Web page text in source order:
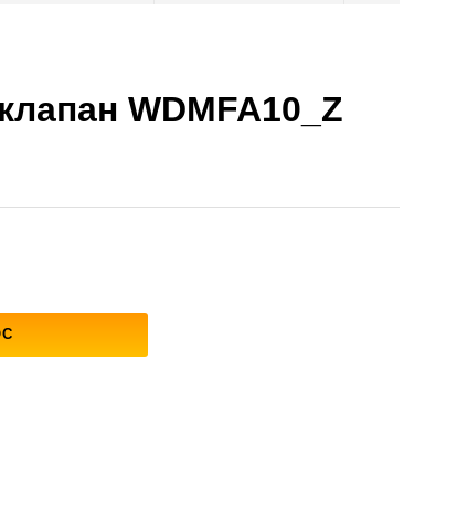
WDMFA10_Z